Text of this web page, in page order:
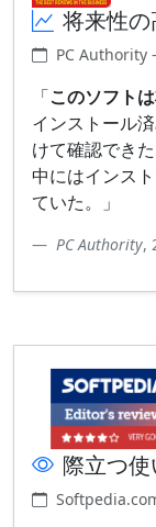
将来性
PC Authority
「このソフト
インストール
けて確認でき
中にはインス
ていた。」
PC Authority,
際立つ使